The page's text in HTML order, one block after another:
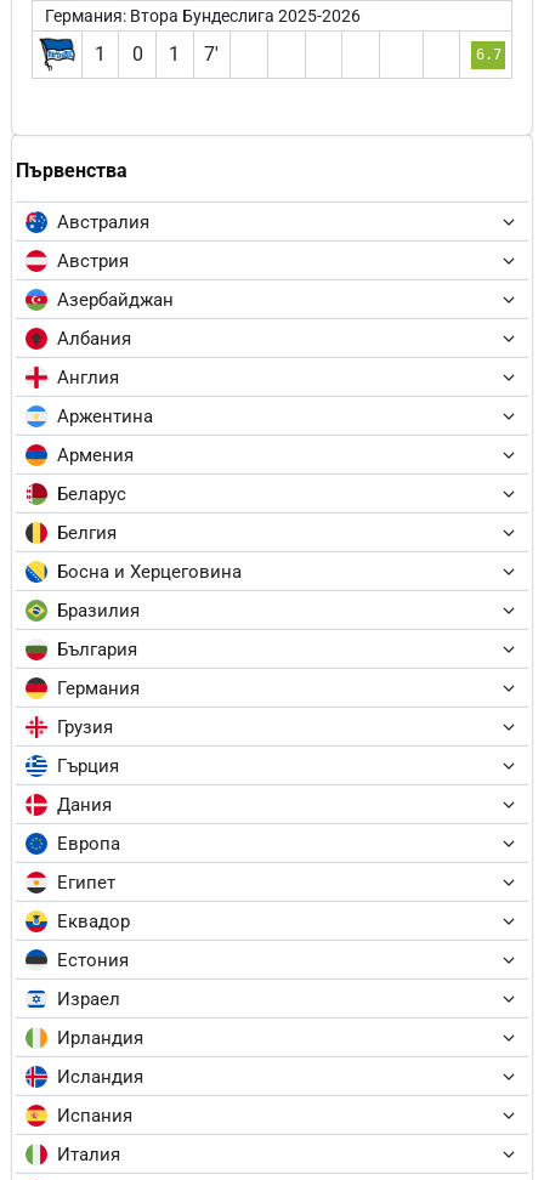
Първенства
Австралия
Австрия
Азербайджан
Албания
Англия
Аржентина
Армения
Беларус
Белгия
Босна и Херцеговина
Бразилия
България
Германия
Грузия
Гърция
Дания
Европа
Египет
Еквадор
Естония
Израел
Ирландия
Исландия
Испания
Италия
Германия: Втора Бундеслига 2025-2026
1 0 1 7′ 6.7